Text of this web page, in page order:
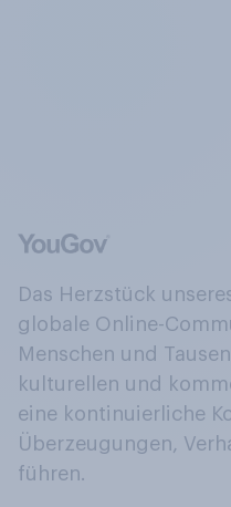
Das Herzstück
globale Online-
Menschen und
kulturellen und
eine kontinuierliche
Überzeugungen,
führen.